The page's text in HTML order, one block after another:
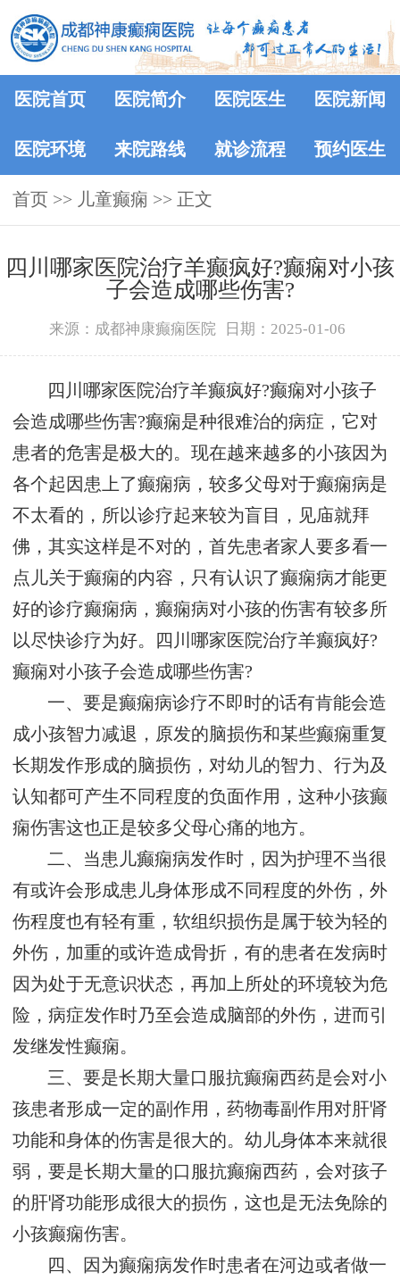
医院首页 医院简介 医院医生 医院新闻
医院环境 来院路线 就诊流程 预约医生
首页 >> 儿童癫痫 >> 正文
四川哪家医院治疗羊癫疯好?癫痫对小孩
子会造成哪些伤害?
来源：成都神康癫痫医院 日期：2025-01-06
四川哪家医院治疗羊癫疯好?癫痫对小孩子
会造成哪些伤害?癫痫是种很难治的病症，它对
患者的危害是极大的。现在越来越多的小孩因为
各个起因患上了癫痫病，较多父母对于癫痫病是
不太看的，所以诊疗起来较为盲目，见庙就拜
佛，其实这样是不对的，首先患者家人要多看一
点儿关于癫痫的内容，只有认识了癫痫病才能更
好的诊疗癫痫病，癫痫病对小孩的伤害有较多所
以尽快诊疗为好。四川哪家医院治疗羊癫疯好?
癫痫对小孩子会造成哪些伤害?
一、要是癫痫病诊疗不即时的话有肯能会造
成小孩智力减退，原发的脑损伤和某些癫痫重复
长期发作形成的脑损伤，对幼儿的智力、行为及
认知都可产生不同程度的负面作用，这种小孩癫
痫伤害这也正是较多父母心痛的地方。
二、当患儿癫痫病发作时，因为护理不当很
有或许会形成患儿身体形成不同程度的外伤，外
伤程度也有轻有重，软组织损伤是属于较为轻的
外伤，加重的或许造成骨折，有的患者在发病时
因为处于无意识状态，再加上所处的环境较为危
险，病症发作时乃至会造成脑部的外伤，进而引
发继发性癫痫。
三、要是长期大量口服抗癫痫西药是会对小
孩患者形成一定的副作用，药物毒副作用对肝肾
功能和身体的伤害是很大的。幼儿身体本来就很
弱，要是长期大量的口服抗癫痫西药，会对孩子
的肝肾功能形成很大的损伤，这也是无法免除的
小孩癫痫伤害。
四、因为癫痫病发作时患者在河边或者做一